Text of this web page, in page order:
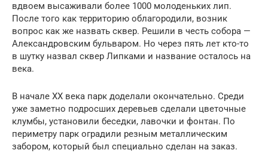
вдвоем высаживали более 1000 молоденьких лип.
После того как территорию облагородили, возник
вопрос как же назвать сквер. Решили в честь собора —
Александровским бульваром. Но через пять лет кто-то
в шутку назвал сквер Липками и название осталось на
века.
В начале XX века парк доделали окончательно. Среди
уже заметно подросших деревьев сделали цветочные
клумбы, установили беседки, лавочки и фонтан. По
периметру парк оградили резным металлическим
забором, который был специально сделан на заказ.